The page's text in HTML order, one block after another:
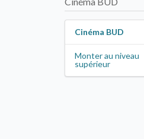
Cinéma BUD
Monter au niveau
supérieur